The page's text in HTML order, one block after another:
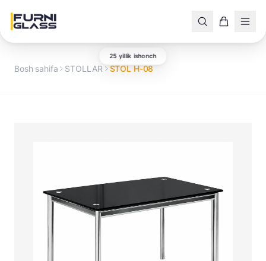
25 yillik ishonch
Bosh sahifa STOLLAR STOL H-08